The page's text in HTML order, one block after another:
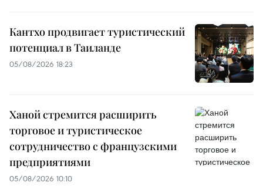
Кантхо продвигает туристический
потенциал в Таиланде
05/08/2026 18:23
Ханой стремится расширить
торговое и туристическое
сотрудничество с французскими
предприятиями
05/08/2026 10:10